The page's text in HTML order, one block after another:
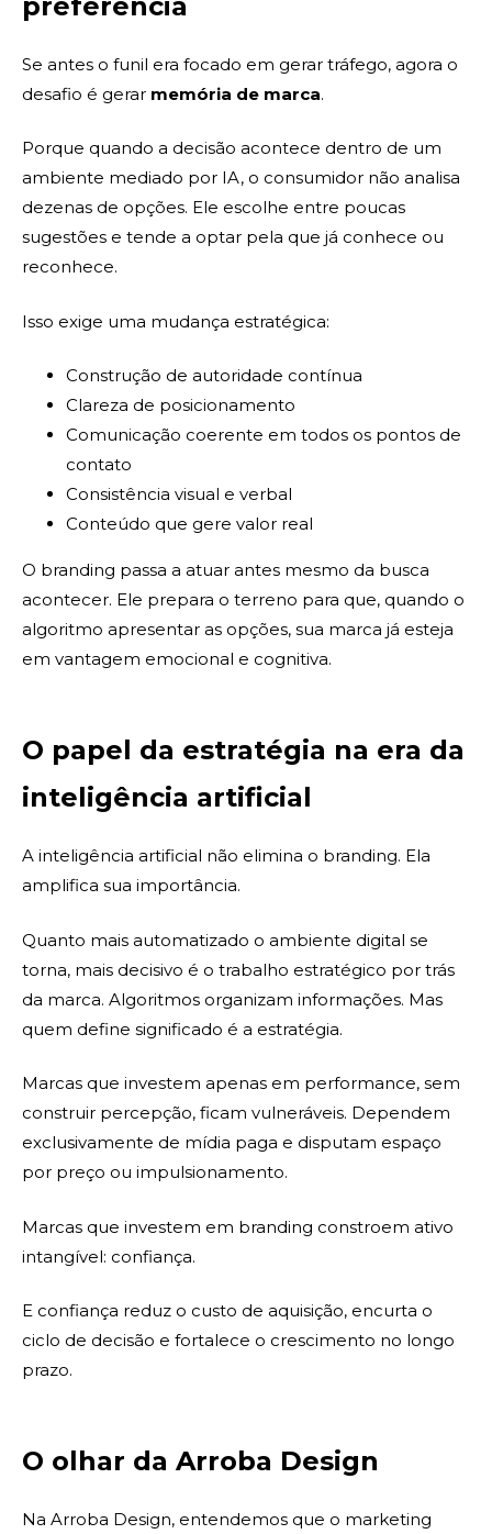
Se antes o funil era focado em gerar tráfego, agora o
desafio é gerar memória de marca.
Porque quando a decisão acontece dentro de um
ambiente mediado por IA, o consumidor não analisa
dezenas de opções. Ele escolhe entre poucas
sugestões e tende a optar pela que já conhece ou
reconhece.
Isso exige uma mudança estratégica:
Construção de autoridade contínua
Clareza de posicionamento
Comunicação coerente em todos os pontos de
contato
Consistência visual e verbal
Conteúdo que gere valor real
O branding passa a atuar antes mesmo da busca
acontecer. Ele prepara o terreno para que, quando o
algoritmo apresentar as opções, sua marca já esteja
em vantagem emocional e cognitiva.
O papel da estratégia na era da
inteligência artificial
A inteligência artificial não elimina o branding. Ela
amplifica sua importância.
Quanto mais automatizado o ambiente digital se
torna, mais decisivo é o trabalho estratégico por trás
da marca. Algoritmos organizam informações. Mas
quem define significado é a estratégia.
Marcas que investem apenas em performance, sem
construir percepção, ficam vulneráveis. Dependem
exclusivamente de mídia paga e disputam espaço
por preço ou impulsionamento.
Marcas que investem em branding constroem ativo
intangível: confiança.
E confiança reduz o custo de aquisição, encurta o
ciclo de decisão e fortalece o crescimento no longo
prazo.
O olhar da Arroba Design
Na Arroba Design, entendemos que o marketing